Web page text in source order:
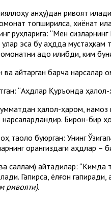
анҳу)дан ривоят
топширилса, хиёнат
руҳларига: “Мен
эса бу аҳдда мустаҳкам
адо қилибди, ким
қайтарган барча нарсалар
“Аҳдлар Қуръонда ҳалол-
ҳалол-ҳаром,
Бирон-бир
таоло буюрган: Унинг
орангиздаги аҳдлар –
саллам) айтадилар: “Кимда
Гапирса, ёлғон
ривояти).